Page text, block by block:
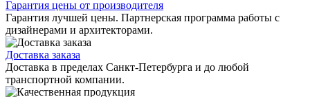
Гарантия цены от производителя
Гарантия лучшей цены. Партнерская программа работы с
дизайнерами и архитекторами.
Доставка заказа
Доставка в пределах Санкт-Петербурга и до любой
транспортной компании.